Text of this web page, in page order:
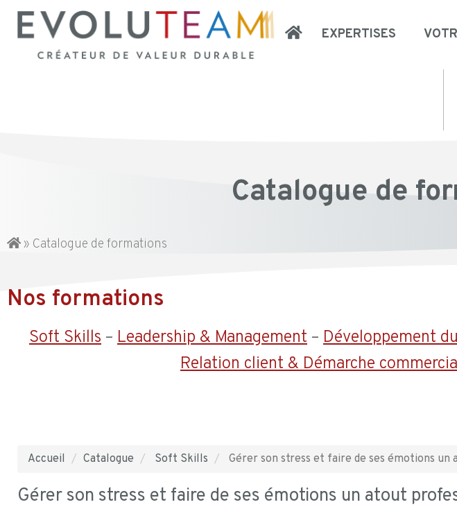
EXPERTISES
Catalogue de
» Catalogue de formations
Nos formations
Soft Skills – Leadership & Management – Développement
Relation client & Démarche
Accueil Catalogue Soft Skills Gérer son stress et faire de ses émotions un
Gérer son stress et faire de ses émotions un atout